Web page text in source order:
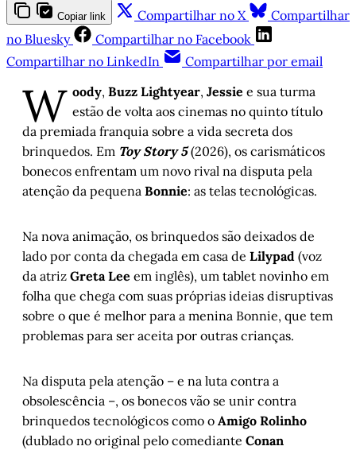
Copiar link Compartilhar no X
Compartilhar
no Bluesky
Compartilhar no Facebook
Compartilhar no LinkedIn
Compartilhar por email
W oody, Buzz Lightyear, Jessie e sua turma
estão de volta aos cinemas no quinto título
da premiada franquia sobre a vida secreta dos
brinquedos. Em Toy Story 5(2026), os carismáticos
bonecos enfrentam um novo rival na disputa pela
atenção da pequena Bonnie: as telas tecnológicas.
Na nova animação, os brinquedos são deixados de
lado por conta da chegada em casa de Lilypad (voz
da atriz Greta Lee em inglês), um tablet novinho em
folha que chega com suas próprias ideias disruptivas
sobre o que é melhor para a menina Bonnie, que tem
problemas para ser aceita por outras crianças.
Na disputa pela atenção – e na luta contra a
obsolescência –, os bonecos vão se unir contra
brinquedos tecnológicos como o Amigo Rolinho
(dublado no original pelo comediante Conan